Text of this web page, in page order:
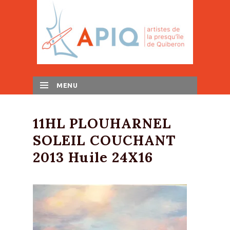
MENU
11HL PLOUHARNEL
SOLEIL COUCHANT
2013 Huile 24X16